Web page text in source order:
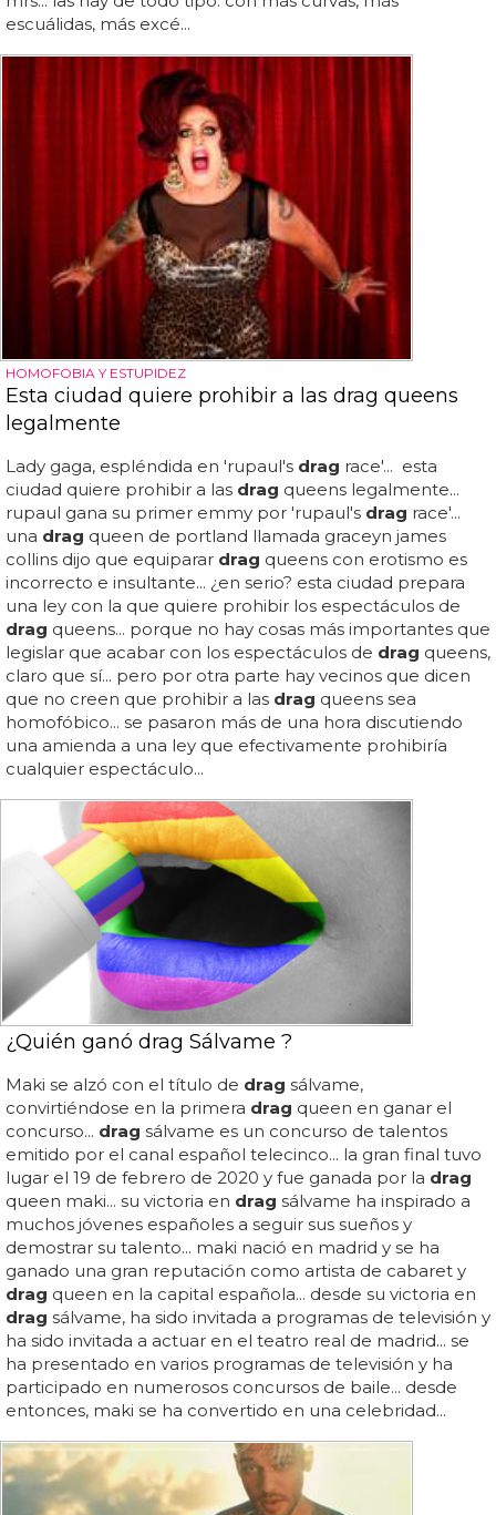
escuálidas, más excé...
HOMOFOBIA Y ESTUPIDEZ
Esta ciudad quiere prohibir a las drag queens
legalmente
Lady gaga, espléndida en 'rupaul's drag race'... esta
ciudad quiere prohibir a las drag queens legalmente...
rupaul gana su primer emmy por 'rupaul's drag race'...
una drag queen de portland llamada graceyn james
collins dijo que equiparar drag queens con erotismo es
incorrecto e insultante... ¿en serio? esta ciudad prepara
una ley con la que quiere prohibir los espectáculos de
drag queens... porque no hay cosas más importantes que
legislar que acabar con los espectáculos de drag queens,
claro que sí... pero por otra parte hay vecinos que dicen
que no creen que prohibir a las drag queens sea
homofóbico... se pasaron más de una hora discutiendo
una amienda a una ley que efectivamente prohibiría
cualquier espectáculo...
¿Quién ganó drag Sálvame ?
Maki se alzó con el título de drag sálvame,
convirtiéndose en la primera drag queen en ganar el
concurso... drag sálvame es un concurso de talentos
emitido por el canal español telecinco... la gran final tuvo
lugar el 19 de febrero de 2020 y fue ganada por la drag
queen maki... su victoria en drag sálvame ha inspirado a
muchos jóvenes españoles a seguir sus sueños y
demostrar su talento... maki nació en madrid y se ha
ganado una gran reputación como artista de cabaret y
drag queen en la capital española... desde su victoria en
drag sálvame, ha sido invitada a programas de televisión y
ha sido invitada a actuar en el teatro real de madrid... se
ha presentado en varios programas de televisión y ha
participado en numerosos concursos de baile... desde
entonces, maki se ha convertido en una celebridad...